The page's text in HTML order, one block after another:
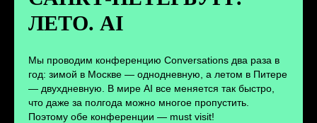
ЛЕТО. AI
Мы проводим конференцию Conversations два раза в
год: зимой в Москве — однодневную, а летом в Питере
— двухдневную. В мире AI все меняется так быстро,
что даже за полгода можно многое пропустить.
Поэтому обе конференции — must visit!